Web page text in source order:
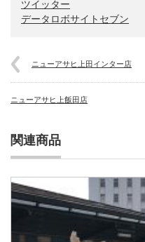
ツイッター
データロボサイトセブン
ニューアサヒ上田インター店
ニューアサヒ上飯田店
関連商品